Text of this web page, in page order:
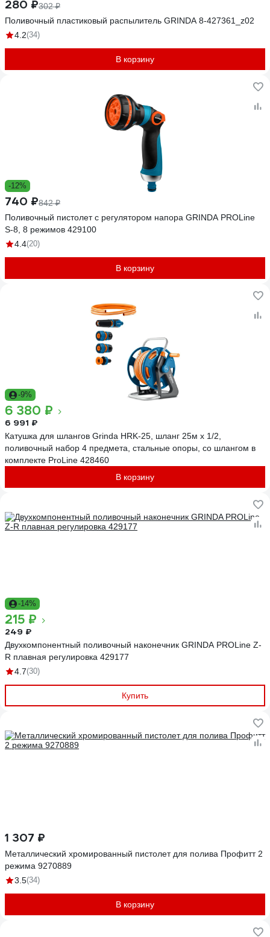
280 ₽302 ₽
Поливочный пластиковый распылитель GRINDA 8-427361_z02
4.2(34)
В корзину
-12%
740 ₽842 ₽
Поливочный пистолет с регулятором напора GRINDA PROLine
S-8, 8 режимов 429100
4.4(20)
В корзину
-9%
6 380 ₽
6 991 ₽
Катушка для шлангов Grinda HRK-25, шланг 25м x 1/2,
поливочный набор 4 предмета, стальные опоры, со шлангом в
комплекте ProLine 428460
В корзину
-14%
215 ₽
249 ₽
Двухкомпонентный поливочный наконечник GRINDA PROLine Z-
R плавная регулировка 429177
4.7(30)
Купить
1 307 ₽
Металлический хромированный пистолет для полива Профитт 2
режима 9270889
3.5(34)
В корзину